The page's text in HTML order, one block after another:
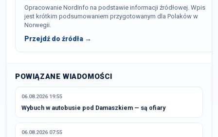
Opracowanie NordInfo na podstawie informacji źródłowej. Wpis
jest krótkim podsumowaniem przygotowanym dla Polaków w
Norwegii.
Przejdź do źródła →
POWIĄZANE WIADOMOŚCI
06.08.2026 19:55
Wybuch w autobusie pod Damaszkiem — są ofiary
06.08.2026 07:55